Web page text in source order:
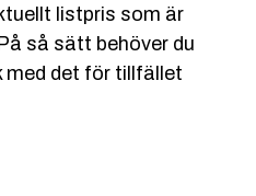
listpris som är
så sätt behöver du
med det för tillfället